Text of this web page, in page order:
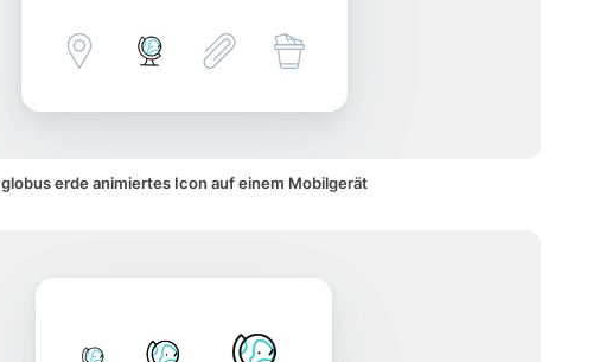
globus erde animiertes Icon auf einem Mobilgerät